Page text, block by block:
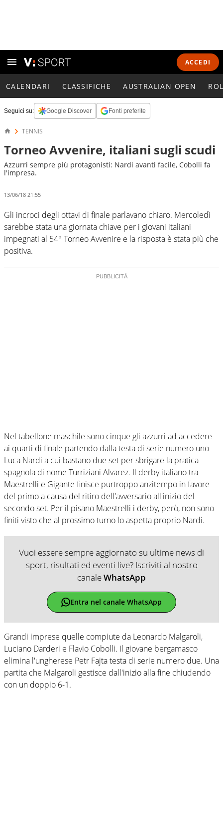
ACCEDI
CALENDARI CLASSIFICHE AUSTRALIAN OPEN
Seguici su: Google Discover Fonti preferite
TENNIS
Torneo Avvenire, italiani sugli scudi
Azzurri sempre più protagonisti: Nardi avanti facile, Cobolli fa
l'impresa.
13/06/18 21:55
Gli incroci degli ottavi di finale parlavano chiaro. Mercoledì
sarebbe stata una giornata chiave per i giovani italiani
impegnati al 54° Torneo Avvenire e la risposta è stata più che
positiva.
Nel tabellone maschile sono cinque gli azzurri ad accedere
ai quarti di finale partendo dalla testa di serie numero uno
Luca Nardi a cui bastano due set per sbrigare la pratica
spagnola di nome Turriziani Alvarez. Il derby italiano tra
Maestrelli e Gigante finisce purtroppo anzitempo in favore
del primo a causa del ritiro dell'avversario all'inizio del
secondo set. Per il pisano Maestrelli i derby, però, non sono
finiti visto che al prossimo turno lo aspetta proprio Nardi.
Vuoi essere sempre aggiornato su ultime news di
sport, risultati ed eventi live? Iscriviti al nostro
canaleWhatsApp
Entra nel canale WhatsApp
Grandi imprese quelle compiute da Leonardo Malgaroli,
Luciano Darderi e Flavio Cobolli. Il giovane bergamasco
elimina l'ungherese Petr Fajta testa di serie numero due. Una
partita che Malgaroli gestisce dall'inizio alla fine chiudendo
con un doppio 6-1.